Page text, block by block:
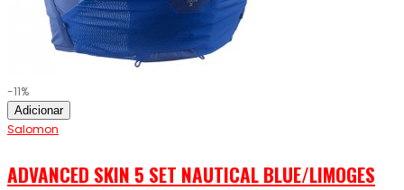
-11%
Adicionar
Salomon
ADVANCED SKIN 5 SET NAUTICAL BLUE/LIMOGES